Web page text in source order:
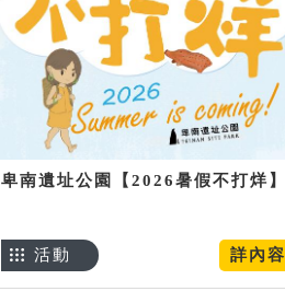
卑南遺址公園【2026暑假不打烊】
詳內容
活動